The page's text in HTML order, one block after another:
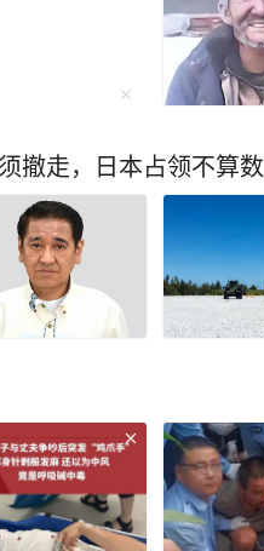
撤走，日本占领不算数